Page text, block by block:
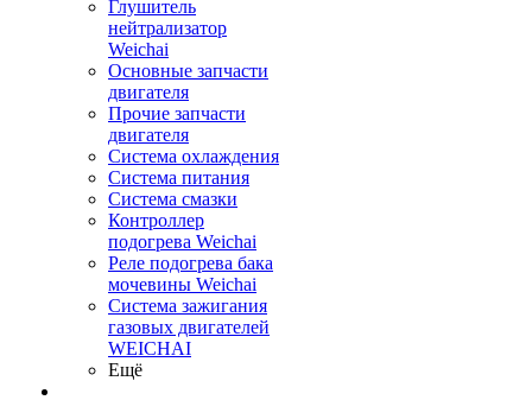
Глушитель
нейтрализатор
Weichai
Основные запчасти
двигателя
Прочие запчасти
двигателя
Система охлаждения
Система питания
Система смазки
Контроллер
подогрева Weichai
Реле подогрева бака
мочевины Weichai
Система зажигания
газовых двигателей
WEICHAI
Ещё